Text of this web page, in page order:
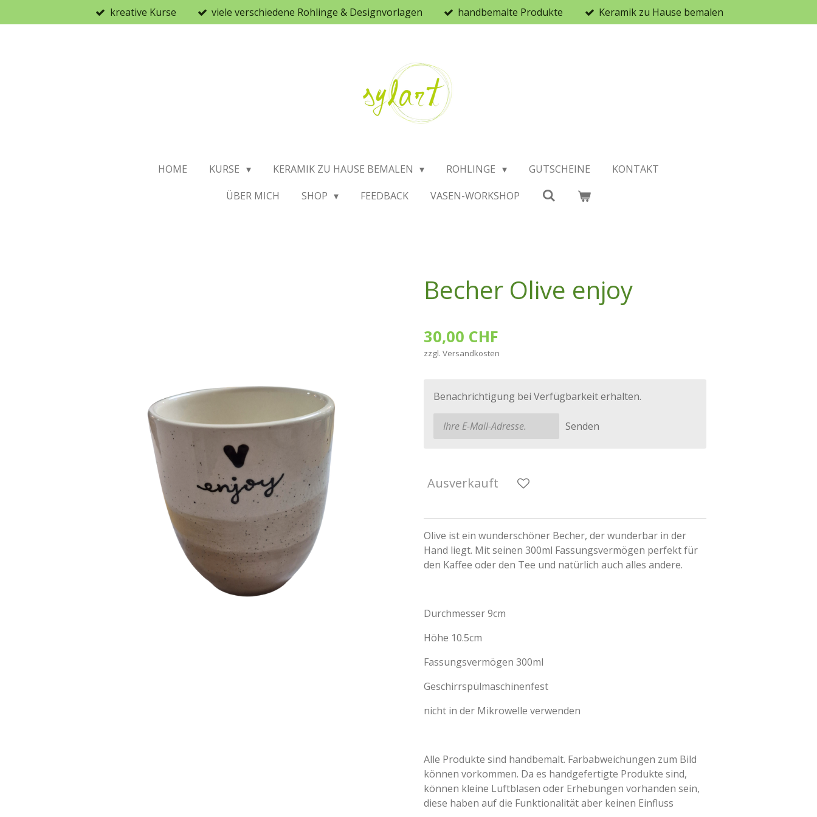
Hauptinhalt
kreative Kurse viele verschiedene Rohlinge & Designvorlagen handbemalte Produkte Keramik zu Hause bemalen
HOME KURSE KERAMIK ZU HAUSE BEMALEN ROHLINGE GUTSCHEINE
KONTAKT
ÜBER MICH
SHOP FEEDBACK VASEN-WORKSHOP
Becher Olive enjoy
30,00 CHF
zzgl. Versandkosten
Benachrichtigung bei Verfügbarkeit erhalten.
Senden
Ausverkauft
Olive ist ein wunderschöner Becher, der wunderbar in der
Hand liegt. Mit seinen 300ml Fassungsvermögen perfekt für
den Kaffee oder den Tee und natürlich auch alles andere.
Durchmesser 9cm
Höhe 10.5cm
Fassungsvermögen 300ml
Geschirrspülmaschinenfest
nicht in der Mikrowelle verwenden
Alle Produkte sind handbemalt. Farbabweichungen zum Bild
können vorkommen. Da es handgefertigte Produkte sind,
können kleine Luftblasen oder Erhebungen vorhanden sein,
diese haben auf die Funktionalität aber keinen Einfluss